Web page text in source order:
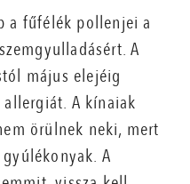
a fűfélék pollenjei a
A
május elejéig
A kínaiak
örülnek neki, mert
A